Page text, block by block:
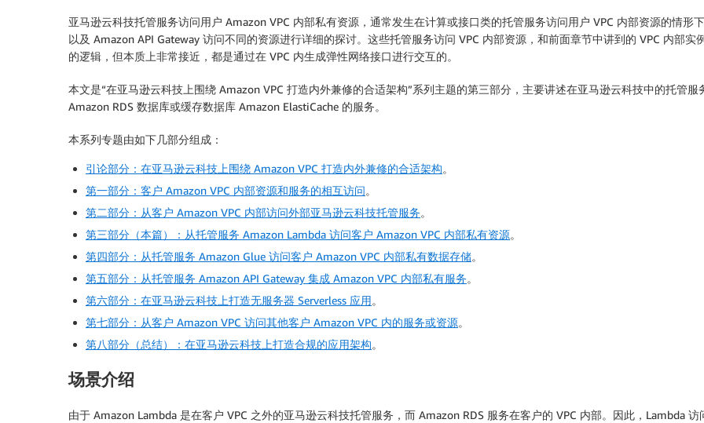
亚马逊云科技托管服务访问用户 Amazon VPC 内部私有资源，通常发生在计算或接口类的托管服务访问用户 VPC 内部资源的情
以及 Amazon API Gateway 访问不同的资源进行详细的探讨。这些托管服务访问 VPC 内部资源，和前面章节中讲到的 VPC 内部
的逻辑，但本质上非常接近，都是通过在 VPC 内生成弹性网络接口进行交互的。
本文是“在亚马逊云科技上围绕 Amazon VPC 打造内外兼修的合适架构”系列主题的第三部分，主要讲述在亚马逊云科技中的托管
Amazon RDS 数据库或缓存数据库 Amazon ElastiCache 的服务。
本系列专题由如下几部分组成：
引论部分：在亚马逊云科技上围绕 Amazon VPC 打造内外兼修的合适架构。
第一部分：客户 Amazon VPC 内部资源和服务的相互访问。
第二部分：从客户 Amazon VPC 内部访问外部亚马逊云科技托管服务。
第三部分（本篇）：从托管服务 Amazon Lambda 访问客户 Amazon VPC 内部私有资源。
第四部分：从托管服务 Amazon Glue 访问客户 Amazon VPC 内部私有数据存储。
第五部分：从托管服务 Amazon API Gateway 集成 Amazon VPC 内部私有服务。
第六部分：在亚马逊云科技上打造无服务器 Serverless 应用。
第七部分：从客户 Amazon VPC 访问其他客户 Amazon VPC 内的服务或资源。
第八部分（总结）：在亚马逊云科技上打造合规的应用架构。
场景介绍
由于 Amazon Lambda 是在客户 VPC 之外的亚马逊云科技托管服务，而 Amazon RDS 服务在客户的 VPC 内部。因此，Lambda